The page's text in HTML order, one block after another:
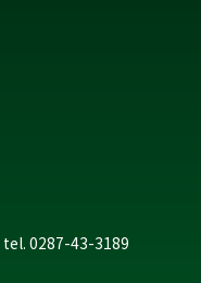
tel. 0287-43-3189